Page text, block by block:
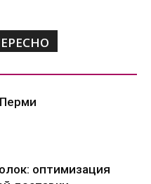
оптимизация